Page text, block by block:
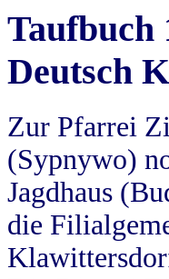
Taufbuch
Deutsch
Zur Pfarrei
(Sypnywo)
Jagdhaus
die